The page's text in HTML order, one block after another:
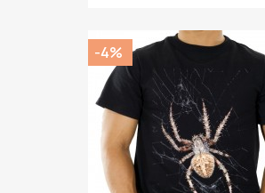
-4%